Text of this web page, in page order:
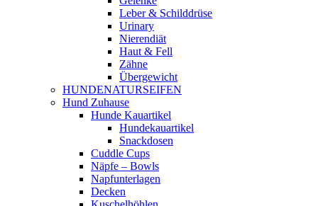
Leber & Schilddrüse
Urinary
Nierendiät
Haut & Fell
Zähne
Übergewicht
HUNDENATURSEIFEN
Hund Zuhause
Hunde Kauartikel
Hundekauartikel
Snackdosen
Cuddle Cups
Näpfe – Bowls
Napfunterlagen
Decken